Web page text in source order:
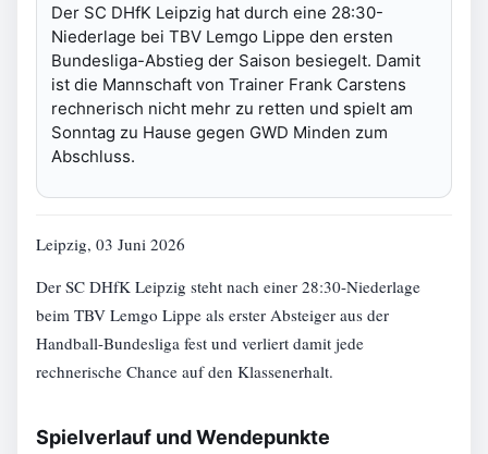
Der SC DHfK Leipzig hat durch eine 28:30-
Niederlage bei TBV Lemgo Lippe den ersten
Bundesliga-Abstieg der Saison besiegelt. Damit
ist die Mannschaft von Trainer Frank Carstens
rechnerisch nicht mehr zu retten und spielt am
Sonntag zu Hause gegen GWD Minden zum
Abschluss.
Leipzig, 03 Juni 2026
Der SC DHfK Leipzig steht nach einer 28:30-Niederlage
beim TBV Lemgo Lippe als erster Absteiger aus der
Handball-Bundesliga fest und verliert damit jede
rechnerische Chance auf den Klassenerhalt.
Spielverlauf und Wendepunkte